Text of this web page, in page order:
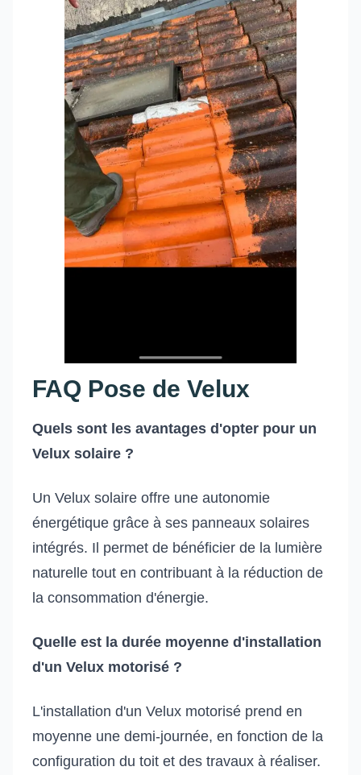
FAQ Pose de Velux
Quels sont les avantages d'opter pour un
Velux solaire ?
Un Velux solaire offre une autonomie
énergétique grâce à ses panneaux solaires
intégrés. Il permet de bénéficier de la lumière
naturelle tout en contribuant à la réduction de
la consommation d'énergie.
Quelle est la durée moyenne d'installation
d'un Velux motorisé ?
L'installation d'un Velux motorisé prend en
moyenne une demi-journée, en fonction de la
configuration du toit et des travaux à réaliser.